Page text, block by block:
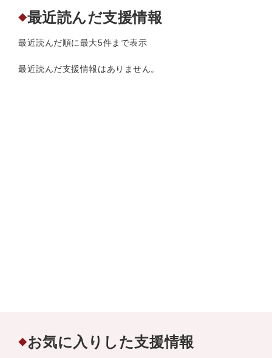
◆最近読んだ支援情報
最近読んだ順に最大5件まで表示
最近読んだ支援情報はありません。
◆お気に入りした支援情報